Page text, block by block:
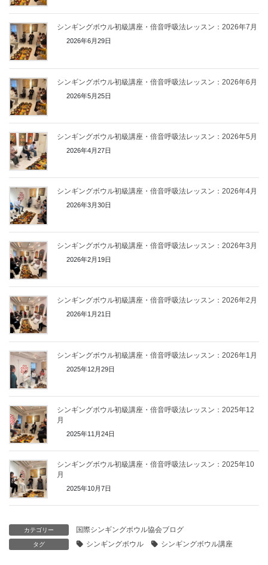
シンギングボウル初級講座・倍音呼吸法レッスン：2026年7月
2026年6月29日
シンギングボウル初級講座・倍音呼吸法レッスン：2026年6月
2026年5月25日
シンギングボウル初級講座・倍音呼吸法レッスン：2026年5月
2026年4月27日
シンギングボウル初級講座・倍音呼吸法レッスン：2026年4月
2026年3月30日
シンギングボウル初級講座・倍音呼吸法レッスン：2026年3月
2026年2月19日
シンギングボウル初級講座・倍音呼吸法レッスン：2026年2月
2026年1月21日
シンギングボウル初級講座・倍音呼吸法レッスン：2026年1月
2025年12月29日
シンギングボウル初級講座・倍音呼吸法レッスン：2025年12
月
2025年11月24日
シンギングボウル初級講座・倍音呼吸法レッスン：2025年10
月
2025年10月7日
カテゴリー 国際シンギングボウル協会ブログ
タグ シンギングボウル シンギングボウル講座